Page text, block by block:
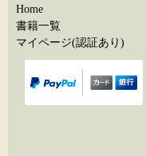
Home
書籍一覧
マイページ(認証あり)